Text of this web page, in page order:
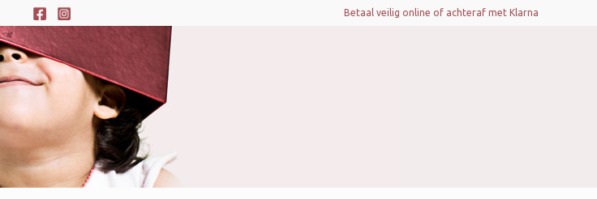
Betaal veilig online of achteraf met Klarna